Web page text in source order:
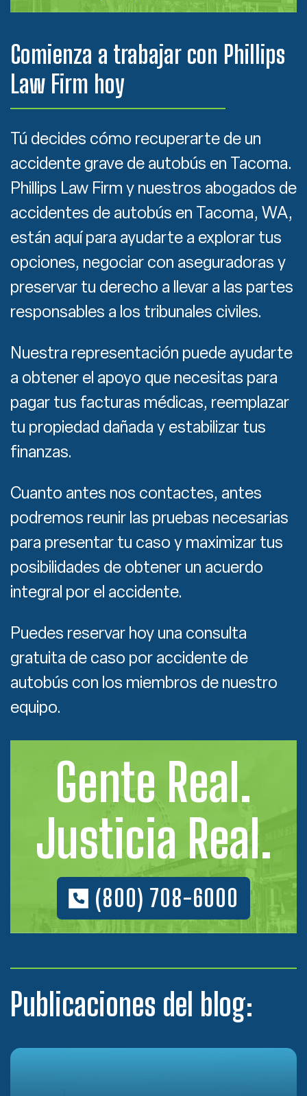
Comienza a trabajar con Phillips
Law Firm hoy
Tú decides cómo recuperarte de un
accidente grave de autobús en Tacoma.
Phillips Law Firm y nuestros abogados de
accidentes de autobús en Tacoma, WA,
están aquí para ayudarte a explorar tus
opciones, negociar con aseguradoras y
preservar tu derecho a llevar a las partes
responsables a los tribunales civiles.
Nuestra representación puede ayudarte
a obtener el apoyo que necesitas para
pagar tus facturas médicas, reemplazar
tu propiedad dañada y estabilizar tus
finanzas.
Cuanto antes nos contactes, antes
podremos reunir las pruebas necesarias
para presentar tu caso y maximizar tus
posibilidades de obtener un acuerdo
integral por el accidente.
Puedes reservar hoy una consulta
gratuita de caso por accidente de
autobús con los miembros de nuestro
equipo.
Gente Real.
Justicia Real.
(800) 708-6000
Publicaciones del blog: